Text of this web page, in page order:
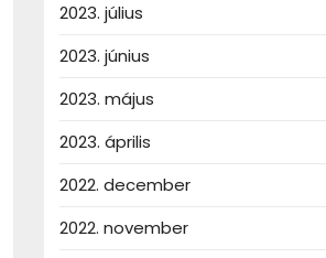
2023. július
2023. június
2023. május
2023. április
2022. december
2022. november